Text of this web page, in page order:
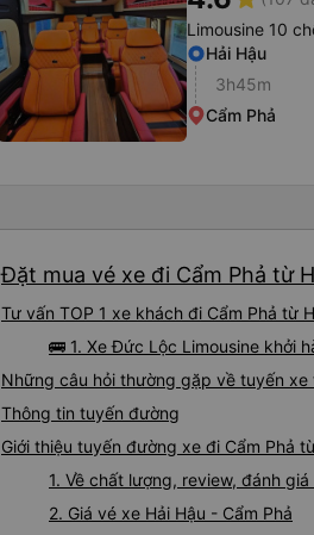
Limousine 10
Hải Hậu
3h45m
Cẩm Phả
Đặt mua vé xe đi Cẩm Phả từ
Tư vấn TOP 1 xe khách đi Cẩm Phả từ
🚌 1. Xe Đức Lộc Limousine khởi
Những câu hỏi thường gặp về tuyến xe
Thông tin tuyến đường
Giới thiệu tuyến đường xe đi Cẩm Phả
1. Về chất lượng, review, đánh
2. Giá vé xe Hải Hậu - Cẩm Phả